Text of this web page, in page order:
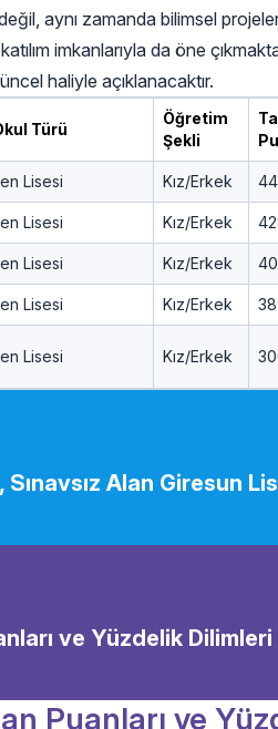
aynı zamanda bilimsel
imkanlarıyla da öne
haliyle açıklanacaktır.
Türü
Öğretim
Şekli
Lisesi Kız/Erkek
Lisesi Kız/Erkek
Lisesi Kız/Erkek
Lisesi Kız/Erkek
Lisesi Kız/Erkek
Alan Giresun
ve Yüzdelik Dilimleri
Puanları ve